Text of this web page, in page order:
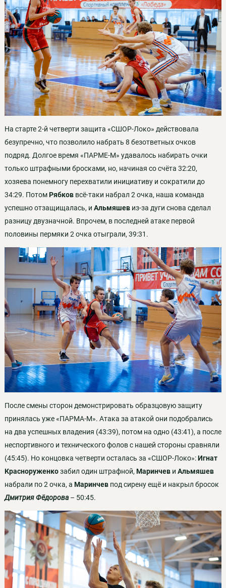
На старте 2-й четверти защита «СШОР-Локо» действовала
безупречно, что позволило набрать 8 безответных очков
подряд. Долгое время «ПАРМЕ-М» удавалось набирать очки
только штрафными бросками, но, начиная со счёта 32:20,
хозяева понемногу перехватили инициативу и сократили до
34:29. ПотомРябковвсё-таки набрал 2 очка, наша команда
успешно отзащищалась, и Альмяшевиз-за дуги снова сделал
разницу двузначной. Впрочем, в последней атаке первой
половины пермяки 2 очка отыграли, 39:31.
После смены сторон демонстрировать образцовую защиту
принялась уже «ПАРМА-М». Атака за атакой они подобрались
на два успешных владения (43:39), потом на одно (43:41), а после
неспортивного и технического фолов с нашей стороны сравняли
(45:45). Но концовка четверти осталась за «СШОР-Локо»:Игнат
Красноруженкозабил один штрафной, Маринчеви Альмяшев
набрали по 2 очка, а Маринчевпод сирену ещё и накрыл бросок
Дмитрия Фёдорова– 50:45.